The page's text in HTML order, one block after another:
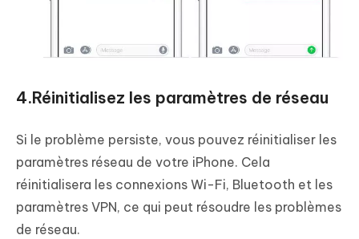
4.Réinitialisez les paramètres de réseau
Si le problème persiste, vous pouvez réinitialiser les
paramètres réseau de votre iPhone. Cela
réinitialisera les connexions Wi-Fi, Bluetooth et les
paramètres VPN, ce qui peut résoudre les problèmes
de réseau.